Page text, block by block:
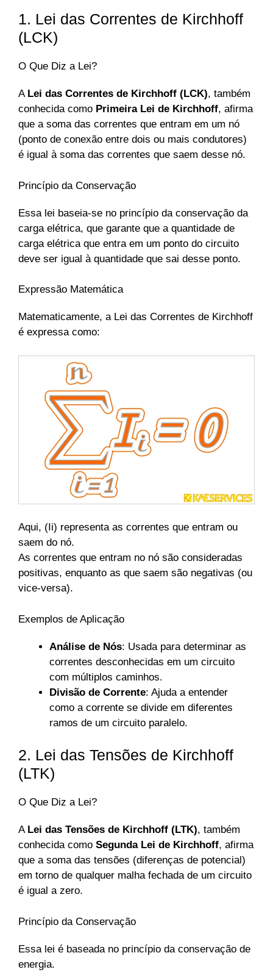
1. Lei das Correntes de Kirchhoff
(LCK)
O Que Diz a Lei?
A Lei das Correntes de Kirchhoff (LCK), também
conhecida como Primeira Lei de Kirchhoff, afirma
que a soma das correntes que entram em um nó
(ponto de conexão entre dois ou mais condutores)
é igual à soma das correntes que saem desse nó.
Princípio da Conservação
Essa lei baseia-se no princípio da conservação da
carga elétrica, que garante que a quantidade de
carga elétrica que entra em um ponto do circuito
deve ser igual à quantidade que sai desse ponto.
Expressão Matemática
Matematicamente, a Lei das Correntes de Kirchhoff
é expressa como:
Aqui, (Ii​) representa as correntes que entram ou
saem do nó.
As correntes que entram no nó são consideradas
positivas, enquanto as que saem são negativas (ou
vice-versa).
Exemplos de Aplicação
Análise de Nós: Usada para determinar as
correntes desconhecidas em um circuito
com múltiplos caminhos.
Divisão de Corrente: Ajuda a entender
como a corrente se divide em diferentes
ramos de um circuito paralelo.
2. Lei das Tensões de Kirchhoff
(LTK)
O Que Diz a Lei?
A Lei das Tensões de Kirchhoff (LTK), também
conhecida como Segunda Lei de Kirchhoff, afirma
que a soma das tensões (diferenças de potencial)
em torno de qualquer malha fechada de um circuito
é igual a zero.
Princípio da Conservação
Essa lei é baseada no princípio da conservação de
energia.